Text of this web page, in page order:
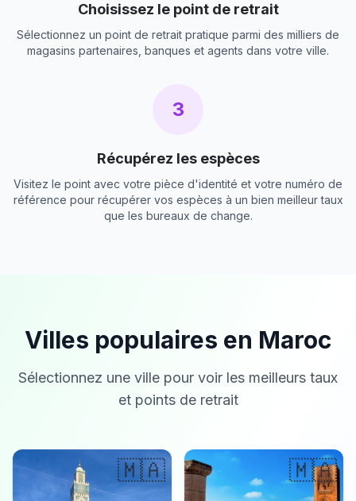
Choisissez le point de retrait
Sélectionnez un point de retrait pratique parmi des milliers de
magasins partenaires, banques et agents dans votre ville.
3
Récupérez les espèces
Visitez le point avec votre pièce d'identité et votre numéro de
référence pour récupérer vos espèces à un bien meilleur taux
que les bureaux de change.
Villes populaires en Maroc
Sélectionnez une ville pour voir les meilleurs taux
et points de retrait
🇲🇦 🇲🇦